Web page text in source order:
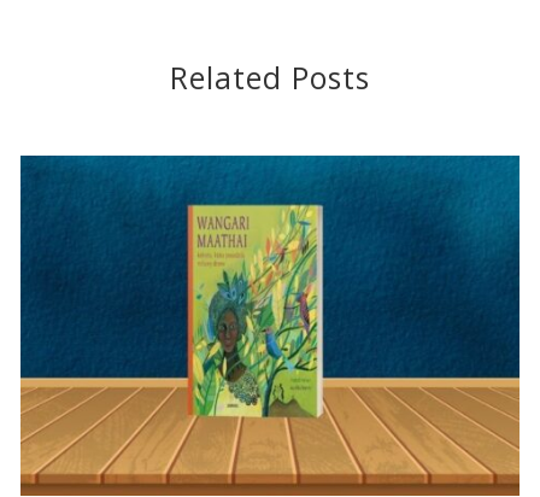
Related Posts